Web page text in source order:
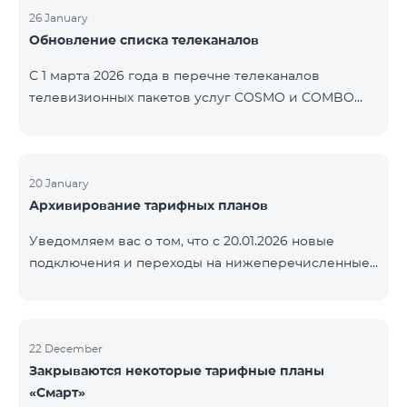
контролем нашей компании. В настоящее время
точные сроки восстановления услуг неизвестны.
предоставлена по мере изменения ситуации.
Благодарим за понимание.
26 January
Обновление списка телеканалов
С 1 марта 2026 года в перечне телеканалов
телевизионных пакетов услуг COSMO и COMBO
только в тех регионах, где их трансляция является
обязательной. Данные изменения реализуются в
телевизионной платформы и полностью
соответствуют нормам местного вещания.
20 January
Архивирование тарифных планов
Уведомляем вас о том, что с 20.01.2026 новые
подключения и переходы на нижеперечисленные
22 December
Закрываются некоторые тарифные планы
«Смарт»